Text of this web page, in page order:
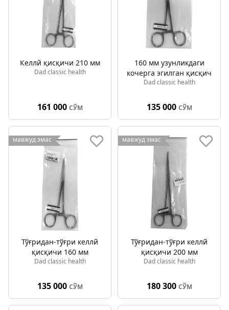
Келлй қисқичи 210 мм
Dad classic health
161 000 СЎМ
160 мм узунликдаги
кочерга эгилган қисқич
Dad classic health
135 000 СЎМ
мавжуд эмас
Тўғридан-тўғри келлй
қисқичи 160 мм
Dad classic health
135 000 СЎМ
мавжуд эмас
Тўғридан-тўғри келлй
қисқичи 200 мм
Dad classic health
180 300 СЎМ